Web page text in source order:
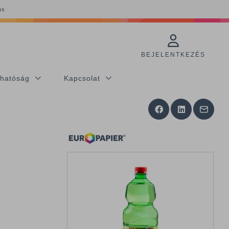
BEJELENTKEZÉS
Kapcsolat